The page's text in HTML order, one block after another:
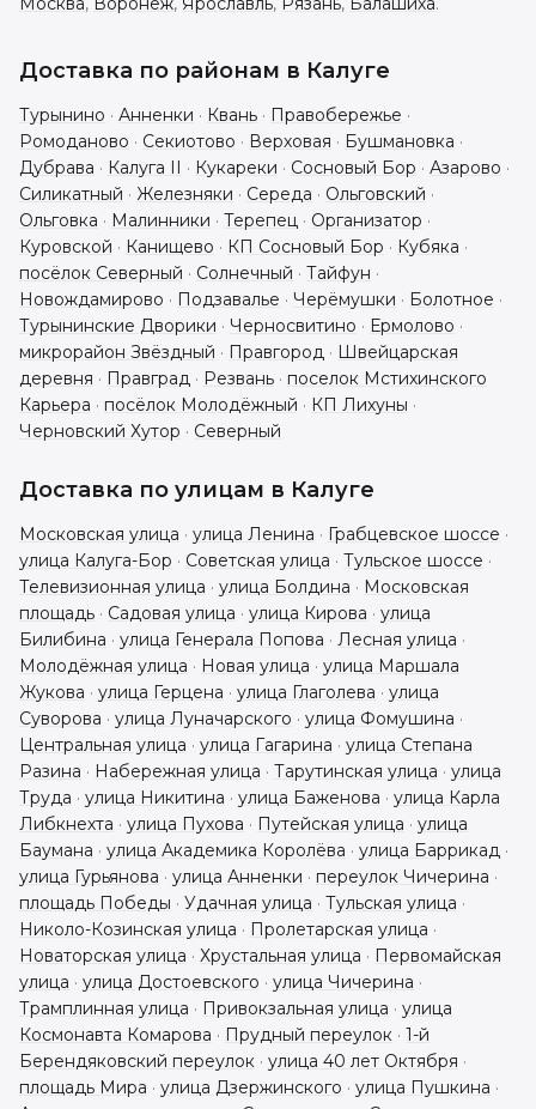
Доставка по районам в Калуге
Турынино · Анненки · Квань · Правобережье ·
Ромоданово · Секиотово · Верховая · Бушмановка ·
Дубрава · Калуга II · Кукареки · Сосновый Бор · Азарово ·
Силикатный · Железняки · Середа · Ольговский ·
Ольговка · Малинники · Терепец · Организатор ·
Куровской · Канищево · КП Сосновый Бор · Кубяка ·
посёлок Северный · Солнечный · Тайфун ·
Новождамирово · Подзавалье · Черёмушки · Болотное ·
Турынинские Дворики · Черносвитино · Ермолово ·
микрорайон Звёздный · Правгород · Швейцарская
деревня · Правград · Резвань · поселок Мстихинского
Карьера · посёлок Молодёжный · КП Лихуны ·
Черновский Хутор · Северный
Доставка по улицам в Калуге
Московская улица · улица Ленина · Грабцевское шоссе ·
улица Калуга-Бор · Советская улица · Тульское шоссе ·
Телевизионная улица · улица Болдина · Московская
площадь · Садовая улица · улица Кирова · улица
Билибина · улица Генерала Попова · Лесная улица ·
Молодёжная улица · Новая улица · улица Маршала
Жукова · улица Герцена · улица Глаголева · улица
Суворова · улица Луначарского · улица Фомушина ·
Центральная улица · улица Гагарина · улица Степана
Разина · Набережная улица · Тарутинская улица · улица
Труда · улица Никитина · улица Баженова · улица Карла
Либкнехта · улица Пухова · Путейская улица · улица
Баумана · улица Академика Королёва · улица Баррикад ·
улица Гурьянова · улица Анненки · переулок Чичерина ·
площадь Победы · Удачная улица · Тульская улица ·
Николо-Козинская улица · Пролетарская улица ·
Новаторская улица · Хрустальная улица · Первомайская
улица · улица Достоевского · улица Чичерина ·
Трамплинная улица · Привокзальная улица · улица
Космонавта Комарова · Прудный переулок · 1-й
Берендяковский переулок · улица 40 лет Октября ·
площадь Мира · улица Дзержинского · улица Пушкина ·